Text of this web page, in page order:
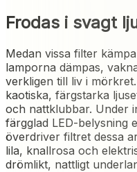
Frodas i svagt
Medan vissa filter
lamporna dämpas,
verkligen till liv i
kaotiska, färgstarka
och nattklubbar. Under
färgglad LED-belysning
överdriver filtret dessa
lila, knallrosa och
drömlikt, nattligt